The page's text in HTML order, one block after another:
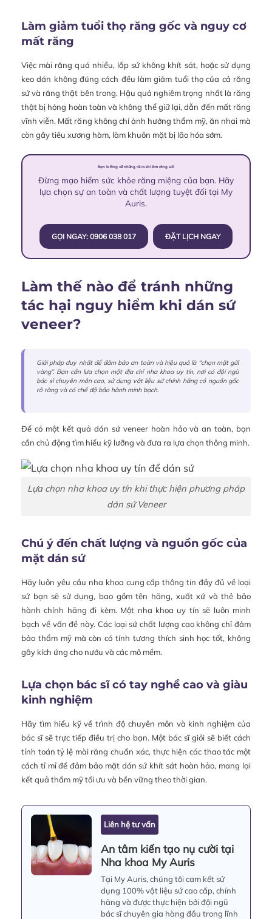
Làm giảm tuổi thọ răng gốc và nguy cơ
mất răng
Việc mài răng quá nhiều, lắp sứ không khít sát, hoặc sử dụng
keo dán không đúng cách đều làm giảm tuổi thọ của cả răng
sứ và răng thật bên trong. Hậu quả nghiêm trọng nhất là răng
thật bị hỏng hoàn toàn và không thể giữ lại, dẫn đến mất răng
vĩnh viễn. Mất răng không chỉ ảnh hưởng thẩm mỹ, ăn nhai mà
còn gây tiêu xương hàm, làm khuôn mặt bị lão hóa sớm.
Bạn lo lắng về những rủi ro khi làm răng sứ?
Đừng mạo hiểm sức khỏe răng miệng của bạn. Hãy
lựa chọn sự an toàn và chất lượng tuyệt đối tại My
Auris.
GỌI NGAY: 0906 038 017 ĐẶT LỊCH NGAY
Làm thế nào để tránh những
tác hại nguy hiểm khi dán sứ
veneer?
Giải pháp duy nhất để đảm bảo an toàn và hiệu quả là “chọn mặt gửi
vàng”. Bạn cần lựa chọn một địa chỉ nha khoa uy tín, nơi có đội ngũ
bác sĩ chuyên môn cao, sử dụng vật liệu sứ chính hãng có nguồn gốc
rõ ràng và có chế độ bảo hành minh bạch.
Để có một kết quả dán sứ veneer hoàn hảo và an toàn, bạn
cần chủ động tìm hiểu kỹ lưỡng và đưa ra lựa chọn thông minh.
Lựa chọn nha khoa uy tín khi thực hiện phương pháp
dán sứ Veneer
Chú ý đến chất lượng và nguồn gốc của
mặt dán sứ
Hãy luôn yêu cầu nha khoa cung cấp thông tin đầy đủ về loại
sứ bạn sẽ sử dụng, bao gồm tên hãng, xuất xứ và thẻ bảo
hành chính hãng đi kèm. Một nha khoa uy tín sẽ luôn minh
bạch về vấn đề này. Các loại sứ chất lượng cao không chỉ đảm
bảo thẩm mỹ mà còn có tính tương thích sinh học tốt, không
gây kích ứng cho nướu và các mô mềm.
Lựa chọn bác sĩ có tay nghề cao và giàu
kinh nghiệm
Hãy tìm hiểu kỹ về trình độ chuyên môn và kinh nghiệm của
bác sĩ sẽ trực tiếp điều trị cho bạn. Một bác sĩ giỏi sẽ biết cách
tính toán tỷ lệ mài răng chuẩn xác, thực hiện các thao tác một
cách tỉ mỉ để đảm bảo mặt dán sứ khít sát hoàn hảo, mang lại
kết quả thẩm mỹ tối ưu và bền vững theo thời gian.
Liên hệ tư vấn
An tâm kiến tạo nụ cười tại
Nha khoa My Auris
Tại My Auris, chúng tôi cam kết sử
dụng 100% vật liệu sứ cao cấp, chính
hãng và được thực hiện bởi đội ngũ
bác sĩ chuyên gia hàng đầu trong lĩnh